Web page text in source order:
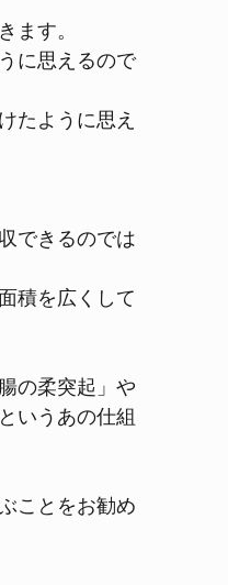
ます。
に思えるので
たように思え
できるのでは
積を広くして
の柔突起」や
いうあの仕組
ことをお勧め